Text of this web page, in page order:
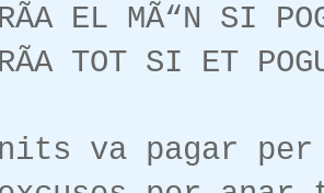
EL MÃ“N SI
TOT SI ET
nits va pagar